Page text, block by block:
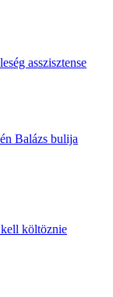
asszisztense
Balázs bulija
költöznie